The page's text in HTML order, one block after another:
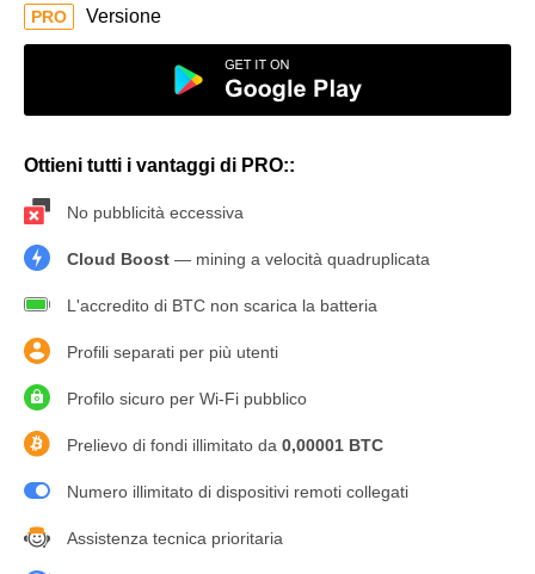
PRO Versione
Ottieni tutti i vantaggi di PRO::
No pubblicità eccessiva
Cloud Boost — mining a velocità quadruplicata
L'accredito di BTC non scarica la batteria
Profili separati per più utenti
Profilo sicuro per Wi-Fi pubblico
Prelievo di fondi illimitato da 0,00001 BTC
Numero illimitato di dispositivi remoti collegati
Assistenza tecnica prioritaria